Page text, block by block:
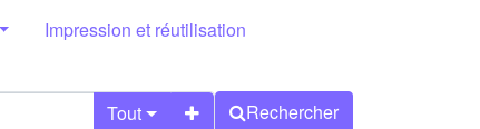
Impression et réutilisation
Tout Rechercher